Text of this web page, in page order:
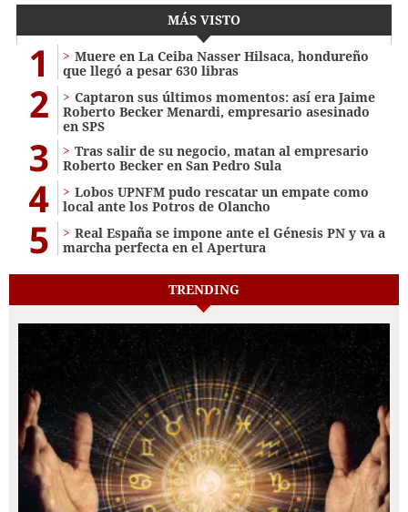
MÁS VISTO
1
Muere en La Ceiba Nasser Hilsaca, hondureño
que llegó a pesar 630 libras
2
Captaron sus últimos momentos: así era Jaime
Roberto Becker Menardi​​​, empresario asesinado
en SPS
3
Tras salir de su negocio, matan al empresario
Roberto Becker en San Pedro Sula
4
Lobos UPNFM pudo rescatar un empate como
local ante los Potros de Olancho
5
Real España se impone ante el Génesis PN y va a
marcha perfecta en el Apertura
TRENDING